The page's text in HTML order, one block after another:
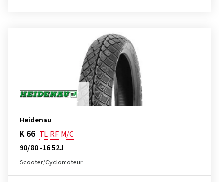
Heidenau
K 66 TL RF M/C
90/80 -16 52J
Scooter/Cyclomoteur